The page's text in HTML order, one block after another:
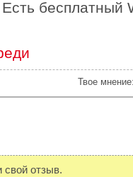
бесплатный
Твое
отзыв.